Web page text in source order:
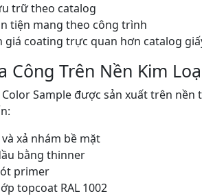
trữ theo catalog
tiện mang theo công trình
giá coating trực quan hơn catalog
Công Trên Nền Kim
Color Sample được sản xuất trên
và xả nhám bề mặt
bằng thinner
primer
topcoat RAL 1002